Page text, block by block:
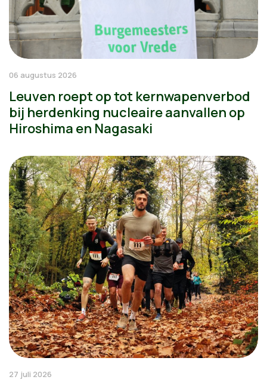
06 augustus 2026
Leuven roept op tot kernwapenverbod
bij herdenking nucleaire aanvallen op
Hiroshima en Nagasaki
27 juli 2026